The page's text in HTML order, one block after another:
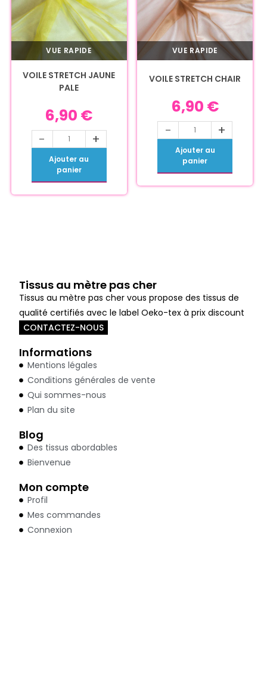
VUE RAPIDE
VOILE STRETCH JAUNE
PALE
6,90 €
- +
Ajouter au
panier
VUE RAPIDE
VOILE STRETCH CHAIR
6,90 €
- +
Ajouter au
panier
Tissus au mètre pas cher
Tissus au mètre pas cher vous propose des tissus de
qualité certifiés avec le label Oeko-tex à prix discount
CONTACTEZ-NOUS
Informations
Mentions légales
Conditions générales de vente
Qui sommes-nous
Plan du site
Blog
Des tissus abordables
Bienvenue
Mon compte
Profil
Mes commandes
Connexion